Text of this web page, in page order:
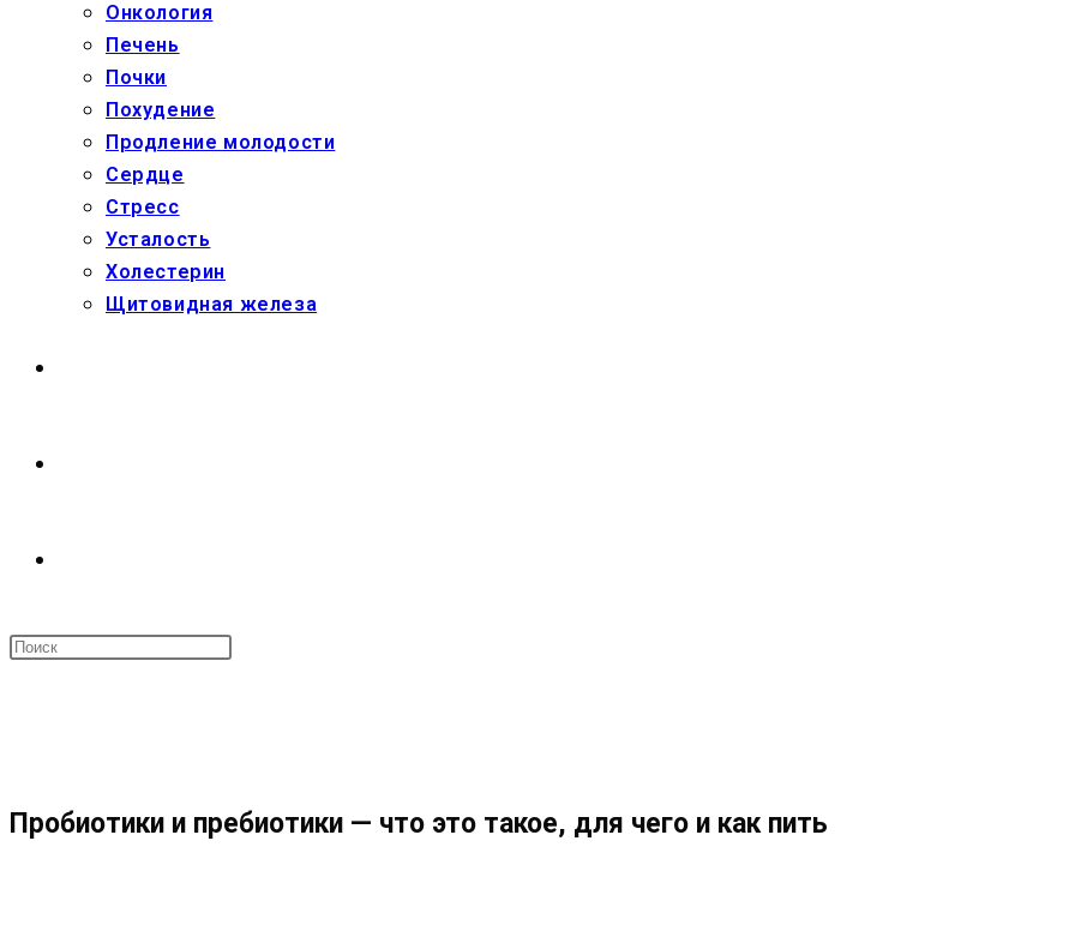
Онкология
Печень
Почки
Похудение
Продление молодости
Сердце
Стресс
Усталость
Холестерин
Щитовидная железа
ПОИСК
Пробиотики и пребиотики — что это такое, для чего и как пить